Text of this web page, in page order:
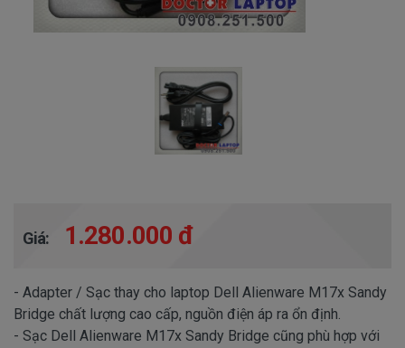
Giá: 1.280.000 đ
- Adapter / Sạc thay cho laptop Dell Alienware M17x Sandy
Bridge chất lượng cao cấp, nguồn điện áp ra ổn định.
- Sạc Dell Alienware M17x Sandy Bridge cũng phù hợp với